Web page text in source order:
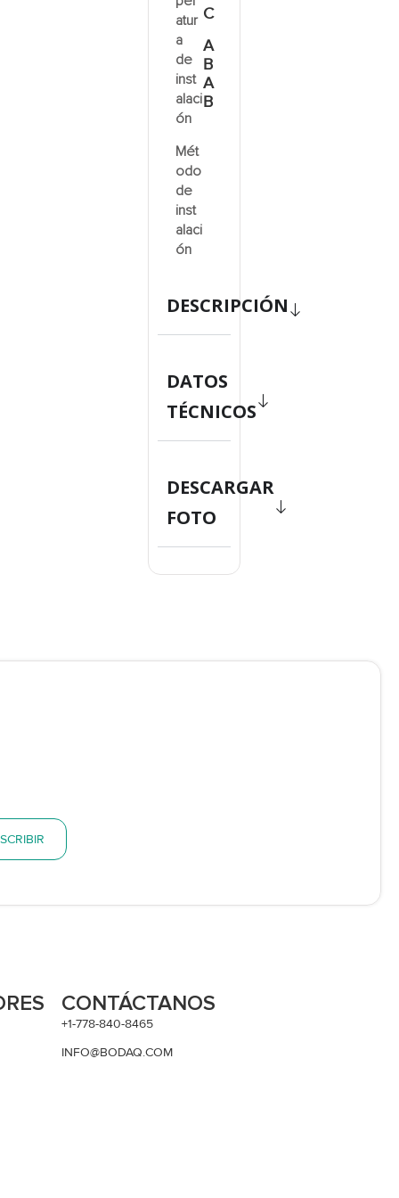
atur
a
de
inst
alaci
ón
Mét
odo
de
inst
alaci
ón
C
A
B
A
B
DESCRIPCIÓN
DATOS
TÉCNICOS
DESCARGAR
FOTO
CONTÁCTANOS
+1-778-840-8465
INFO@BODAQ.COM